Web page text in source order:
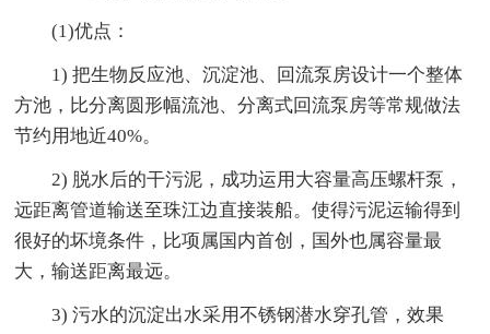
(1)优点：
1) 把生物反应池、沉淀池、回流泵房设计一个整体
方池，比分离圆形幅流池、分离式回流泵房等常规做法
节约用地近40%。
2) 脱水后的干污泥，成功运用大容量高压螺杆泵，
远距离管道输送至珠江边直接装船。使得污泥运输得到
很好的坏境条件，比项属国内首创，国外也属容量最
大，输送距离最远。
3) 污水的沉淀出水采用不锈钢潜水穿孔管，效果